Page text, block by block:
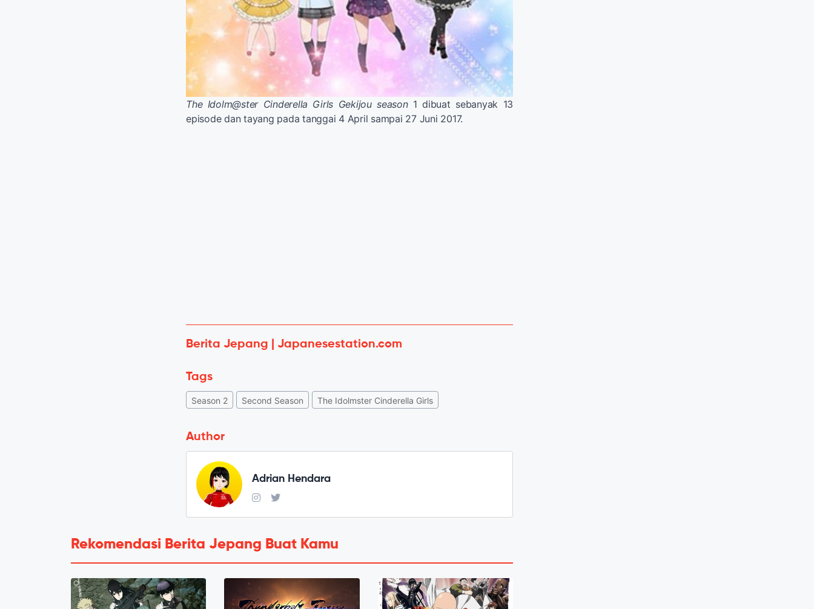
The Idolm@ster Cinderella Girls Gekijou season1 dibuat sebanyak 13
episode dan tayang pada tanggai 4 April sampai 27 Juni 2017.
Berita Jepang | Japanesestation.com
Tags
Season 2 Second Season The Idolmster Cinderella Girls
Author
Adrian Hendara
Rekomendasi Berita Jepang Buat Kamu